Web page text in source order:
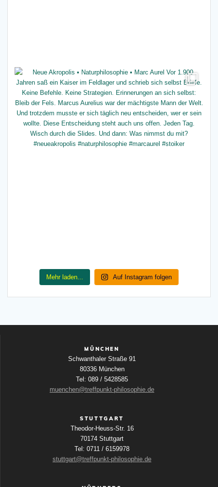
Mehr laden... Auf Instagram folgen
MÜNCHEN
Schwanthaler Straße 91
80336 München
Tel: 089 / 5428585
muenchen@treffpunkt-philosophie.de
STUTTGART
Theodor-Heuss-Str. 16
70174 Stuttgart
Tel: 0711 / 6159978
stuttgart@treffpunkt-philosophie.de